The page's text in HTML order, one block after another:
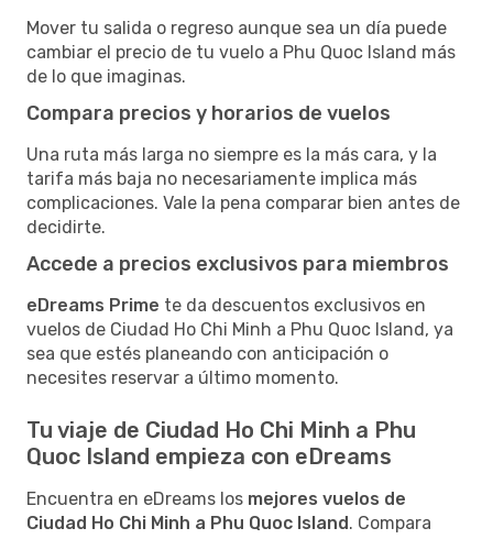
Mover tu salida o regreso aunque sea un día puede
cambiar el precio de tu vuelo a Phu Quoc Island más
de lo que imaginas.
Compara precios y horarios de vuelos
Una ruta más larga no siempre es la más cara, y la
tarifa más baja no necesariamente implica más
complicaciones. Vale la pena comparar bien antes de
decidirte.
Accede a precios exclusivos para miembros
eDreams Prime te da descuentos exclusivos en
vuelos de Ciudad Ho Chi Minh a Phu Quoc Island, ya
sea que estés planeando con anticipación o
necesites reservar a último momento.
Tu viaje de Ciudad Ho Chi Minh a Phu
Quoc Island empieza con eDreams
Encuentra en eDreams los mejores vuelos de
Ciudad Ho Chi Minh a Phu Quoc Island. Compara